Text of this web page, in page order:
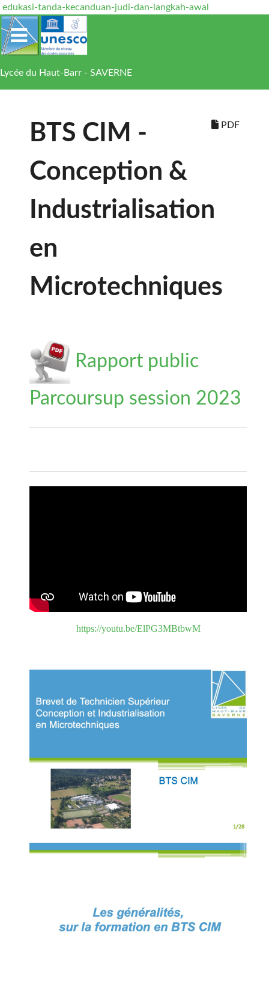
edukasi-tanda-kecanduan-judi-dan-langkah-awal
Lycée du Haut-Barr - SAVERNE
PDF
BTS CIM -
Conception &
Industrialisation
en
Microtechniques
Rapport public
Parcoursup session 2023
https://youtu.be/ElPG3MBtbwM